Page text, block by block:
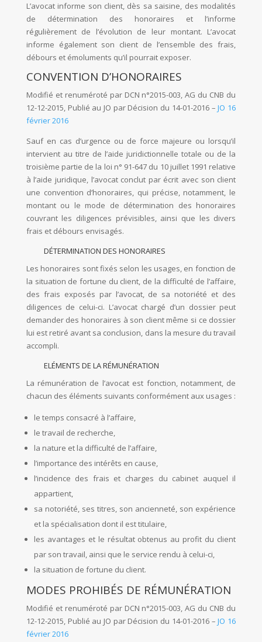
L’avocat informe son client, dès sa saisine, des modalités
de détermination des honoraires et l’informe
régulièrement de l’évolution de leur montant. L’avocat
informe également son client de l’ensemble des frais,
débours et émoluments qu’il pourrait exposer.
CONVENTION D’HONORAIRES
Modifié et renuméroté par DCN n°2015-003, AG du CNB du
12-12-2015, Publié au JO par Décision du 14-01-2016 – JO 16
février 2016
Sauf en cas d’urgence ou de force majeure ou lorsqu’il
intervient au titre de l’aide juridictionnelle totale ou de la
troisième partie de la loi n° 91-647 du 10 juillet 1991 relative
à l’aide juridique, l’avocat conclut par écrit avec son client
une convention d’honoraires, qui précise, notamment, le
montant ou le mode de détermination des honoraires
couvrant les diligences prévisibles, ainsi que les divers
frais et débours envisagés.
DÉTERMINATION DES HONORAIRES
Les honoraires sont fixés selon les usages, en fonction de
la situation de fortune du client, de la difficulté de l’affaire,
des frais exposés par l’avocat, de sa notoriété et des
diligences de celui-ci. L’avocat chargé d’un dossier peut
demander des honoraires à son client même si ce dossier
lui est retiré avant sa conclusion, dans la mesure du travail
accompli.
ELÉMENTS DE LA RÉMUNÉRATION
La rémunération de l’avocat est fonction, notamment, de
chacun des éléments suivants conformément aux usages :
le temps consacré à l’affaire,
le travail de recherche,
la nature et la difficulté de l’affaire,
l’importance des intérêts en cause,
l’incidence des frais et charges du cabinet auquel il
appartient,
sa notoriété, ses titres, son ancienneté, son expérience
et la spécialisation dont il est titulaire,
les avantages et le résultat obtenus au profit du client
par son travail, ainsi que le service rendu à celui-ci,
la situation de fortune du client.
MODES PROHIBÉS DE RÉMUNÉRATION
Modifié et renuméroté par DCN n°2015-003, AG du CNB du
12-12-2015, Publié au JO par Décision du 14-01-2016 – JO 16
février 2016